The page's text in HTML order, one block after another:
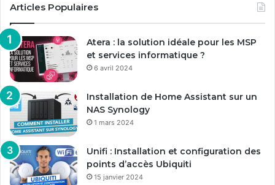
Articles Populaires
Atera : la solution idéale pour les MSP
et services informatique ?
6 avril 2024
Installation de Home Assistant sur un
NAS Synology
1 mars 2024
Unifi : Installation et configuration des
points d’accès Ubiquiti
15 janvier 2024